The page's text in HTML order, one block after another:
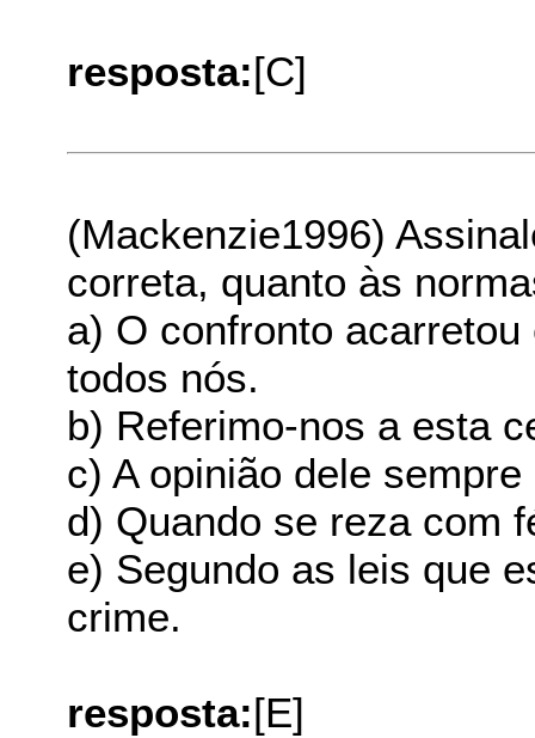
resposta:[C]
(Mackenzie1996)
correta, quanto às
a) O confronto
todos nós.
b) Referimo-nos a esta
c) A opinião dele
d) Quando se reza com
e) Segundo as leis que
crime.
resposta:[E]